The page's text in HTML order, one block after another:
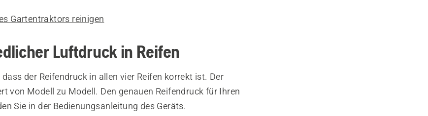
Gartentraktors reinigen
Luftdruck in Reifen
der Reifendruck in allen vier Reifen korrekt ist. Der
von Modell zu Modell. Den genauen Reifendruck für Ihren
Sie in der Bedienungsanleitung des Geräts.